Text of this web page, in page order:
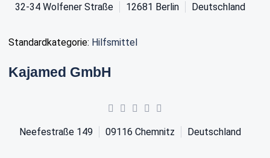
32-34 Wolfener Straße 12681 Berlin Deutschland
Standardkategorie: Hilfsmittel
Kajamed GmbH
Neefestraße 149 09116 Chemnitz Deutschland